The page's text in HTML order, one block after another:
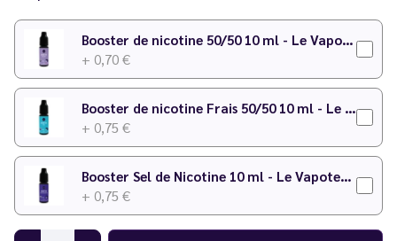
Booster de nicotine 50/50 10 ml - Le Vapoteur Discount
+ 0,70 €
Booster de nicotine Frais 50/50 10 ml - Le Vapoteur Discount
+ 0,75 €
Booster Sel de Nicotine 10 ml - Le Vapoteur Discount
+ 0,75 €